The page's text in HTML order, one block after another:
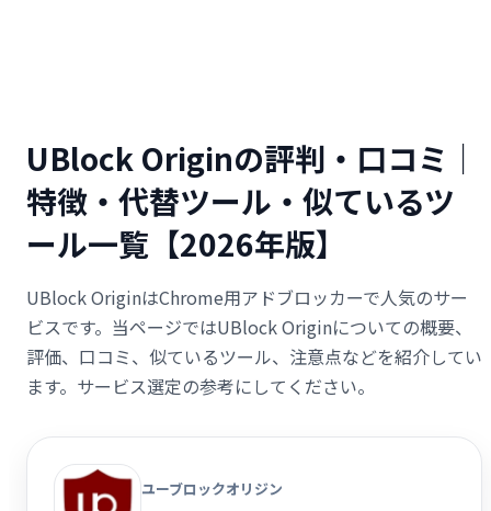
UBlock Originの評判・口コミ｜
特徴・代替ツール・似ているツ
ール一覧【2026年版】
UBlock OriginはChrome用アドブロッカーで人気のサー
ビスです。当ページではUBlock Originについての概要、
評価、口コミ、似ているツール、注意点などを紹介してい
ます。サービス選定の参考にしてください。
ユーブロックオリジン